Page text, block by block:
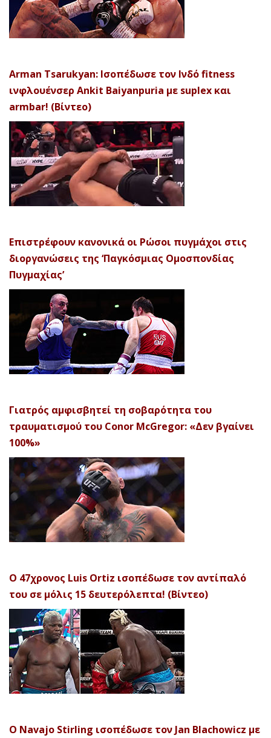
Arman Tsarukyan: Ισοπέδωσε τον Ινδό fitness
ινφλουένσερ Ankit Baiyanpuria με suplex και
armbar! (Βίντεο)
Επιστρέφουν κανονικά οι Ρώσοι πυγμάχοι στις
διοργανώσεις της ‘Παγκόσμιας Ομοσπονδίας
Πυγμαχίας’
Γιατρός αμφισβητεί τη σοβαρότητα του
τραυματισμού του Conor McGregor: «Δεν βγαίνει
100%»
Ο 47χρονος Luis Ortiz ισοπέδωσε τον αντίπαλό
του σε μόλις 15 δευτερόλεπτα! (Βίντεο)
Ο Navajo Stirling ισοπέδωσε τον Jan Blachowicz με